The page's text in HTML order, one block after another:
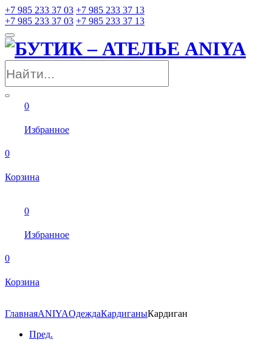
+7 985 233 37 03 +7 985 233 37 13
+7 985 233 37 03 +7 985 233 37 13
0
Избранное
0
Корзина
0
Избранное
0
Корзина
ГлавнаяANIYAОдеждаКардиганыКардиган
Пред.